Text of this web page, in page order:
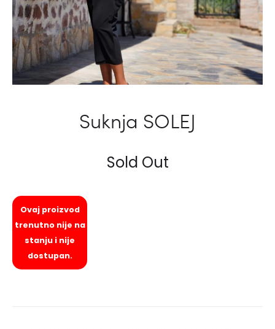
Suknja SOLEJ
Sold Out
Ovaj proizvod
trenutno nije na
stanju i nije
dostupan.